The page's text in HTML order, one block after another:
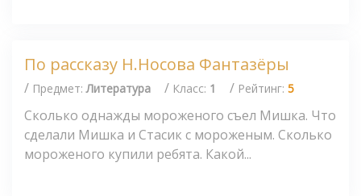
По рассказу Н.Носова Фантазёры
/ Предмет:Литература / Класс: 1 / Рейтинг: 5
Сколько однажды мороженого съел Мишка. Что
сделали Мишка и Стасик с мороженым. Сколько
мороженого купили ребята. Какой...